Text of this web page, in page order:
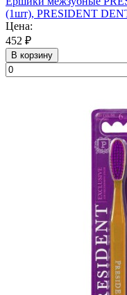
(1шт), PRESIDENT
Цена:
452 ₽
В корзину